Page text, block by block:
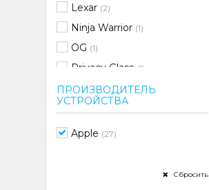
Lexar (2)
Ninja Warrior (1)
OG (1)
Privacy Glass (1)
Глянцевое(3)
Стекло для камеры
ПРОИЗВОДИТЕЛЬ
УСТРОЙСТВА
Apple (27)
Сбросить